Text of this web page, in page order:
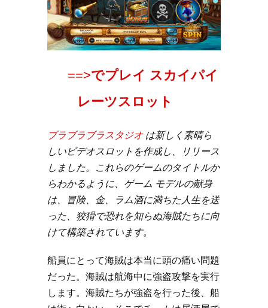
==>でプレイ スカイパイ
レーツスロット
ブラブラブラスタジオ は新しく素晴ら
しいビデオスロットを作成し、リリース
しました。これらのゲームのタイトルか
らわかるように、ゲーム モデルの献身
は、冒険、金、ラム酒に満ちた人生を送
った、狡猾で恐れを知らぬ海賊たちに向
けて構築されています。
船員にとって海賊は本当に頭の痛い問題
だった。海賊は航海中に強盗攻撃を実行
します。海賊たちが強盗を行った後、船